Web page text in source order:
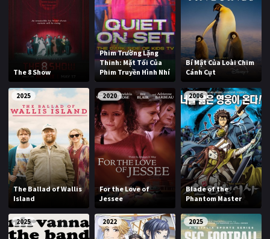
The 8 Show
Phim Trường Lặng
Thinh: Mặt Tối Của
Phim Truyền Hình Nhí
Bí Mật Của Loài Chim
Cánh Cụt
2025
The Ballad of Wallis
Island
2020
For the Love of
Jessee
2006
Blade of the
Phantom Master
2025 2022 2025